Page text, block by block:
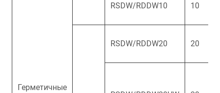
Герметичные
RSDW/RDDW10 10
RSDW/RDDW20 20